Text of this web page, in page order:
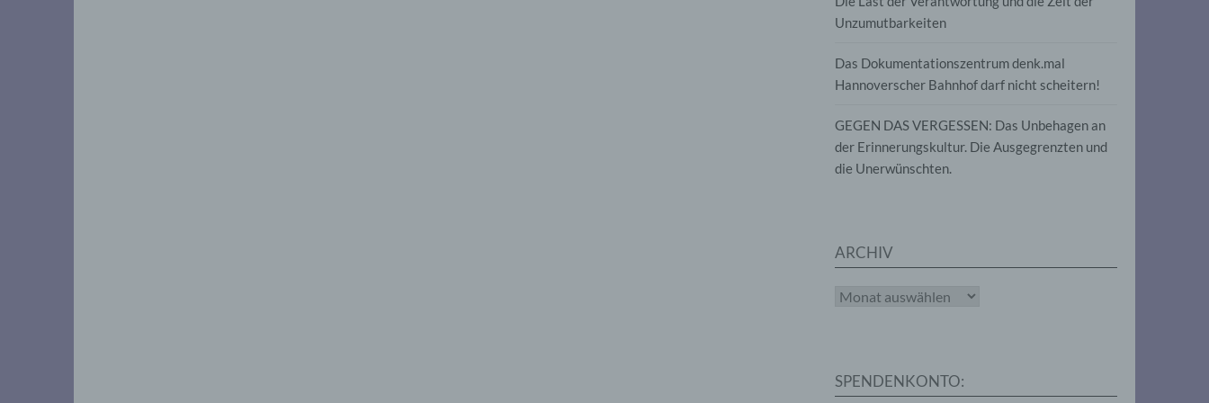
Unzumutbarkeiten
Das Dokumentationszentrum denk.mal
Hannoverscher Bahnhof darf nicht scheitern!
GEGEN DAS VERGESSEN: Das Unbehagen an
der Erinnerungskultur. Die Ausgegrenzten und
die Unerwünschten.
ARCHIV
Archiv
SPENDENKONTO:
persönliche Aspekte, die sich auf eine natürliche Person beziehen,
zu bewerten, insbesondere, um Aspekte bezüglich Arbeitsleistung,